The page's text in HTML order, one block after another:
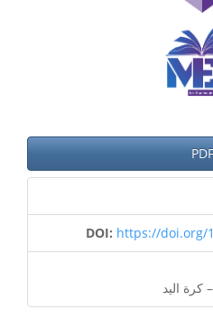
PDF
DOI: https://doi.org/
كرة اليد